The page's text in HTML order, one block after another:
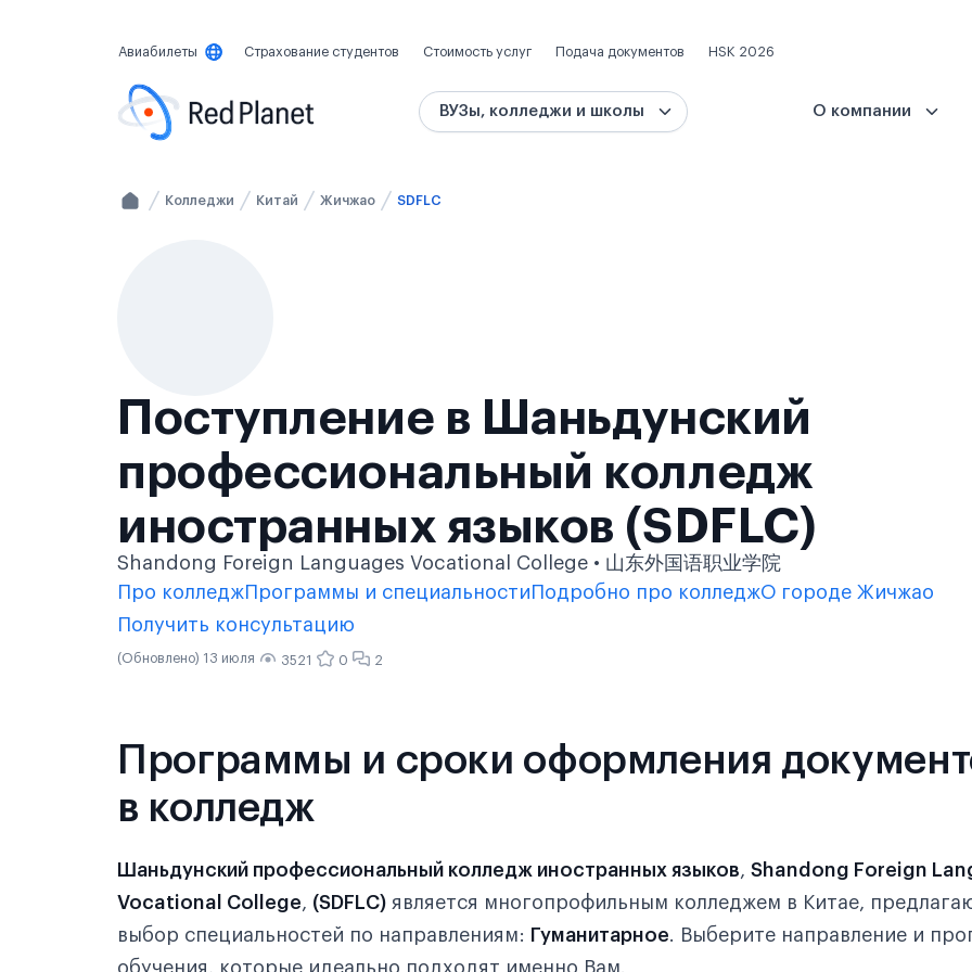
Авиабилеты Страхование студентов Стоимость услуг Подача документов HSK 2026
ВУЗы, колледжи и школы О компании
Колледжи Китай Жичжао SDFLC
Поступление в Шаньдунский
профессиональный колледж
иностранных языков (SDFLC)
Shandong Foreign Languages Vocational College • 山东外国语职业学院
Про колледжПрограммы и специальности Подробно про колледжО городе Жичжао
Получить консультацию
(Обновлено) 13 июля 3521 0 2
Программы и сроки оформления
в колледж
Шаньдунский профессиональный колледж иностранных языков, Shandong Foreign
Vocational College, (SDFLC) является многопрофильным колледжем в Китае,
выбор специальностей по направлениям: Гуманитарное. Выберите направление и
обучения, которые идеально подходят именно Вам.